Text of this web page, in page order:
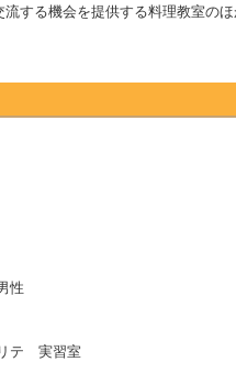
する機会を提供する料理教室の
性
テ 実習室